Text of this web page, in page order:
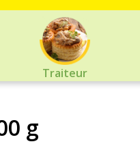
Traiteur
g